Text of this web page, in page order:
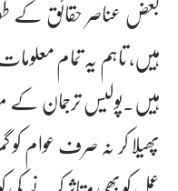
بعض عناصر حقائق کے
ہیں، تاہم یہ تمام
ہیں۔پولیس ترجمان کے
پھیلا کر نہ صرف عوام کو